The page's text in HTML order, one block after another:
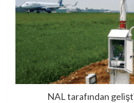
NAL tarafından